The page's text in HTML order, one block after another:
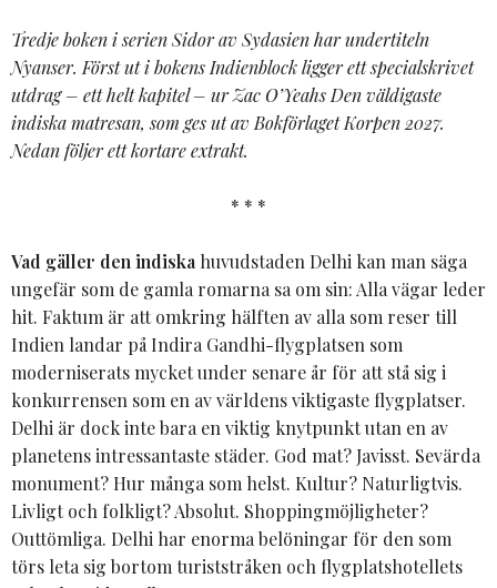
Tredje boken i serien Sidor av Sydasien har undertiteln
Nyanser. Först ut i bokens Indienblock ligger ett specialskrivet
utdrag – ett helt kapitel – ur Zac O’Yeahs Den väldigaste
indiska matresan, som ges ut av Bokförlaget Korpen 2027.
Nedan följer ett kortare extrakt.
* * *
Vad gäller den indiska huvudstaden Delhi kan man säga
ungefär som de gamla romarna sa om sin: Alla vägar leder
hit. Faktum är att omkring hälften av alla som reser till
Indien landar på Indira Gandhi-flygplatsen som
moderniserats mycket under senare år för att stå sig i
konkurrensen som en av världens viktigaste flygplatser.
Delhi är dock inte bara en viktig knytpunkt utan en av
planetens intressantaste städer. God mat? Javisst. Sevärda
monument? Hur många som helst. Kultur? Naturligtvis.
Livligt och folkligt? Absolut. Shoppingmöjligheter?
Outtömliga. Delhi har enorma belöningar för den som
törs leta sig bortom turiststråken och flygplatshotellets